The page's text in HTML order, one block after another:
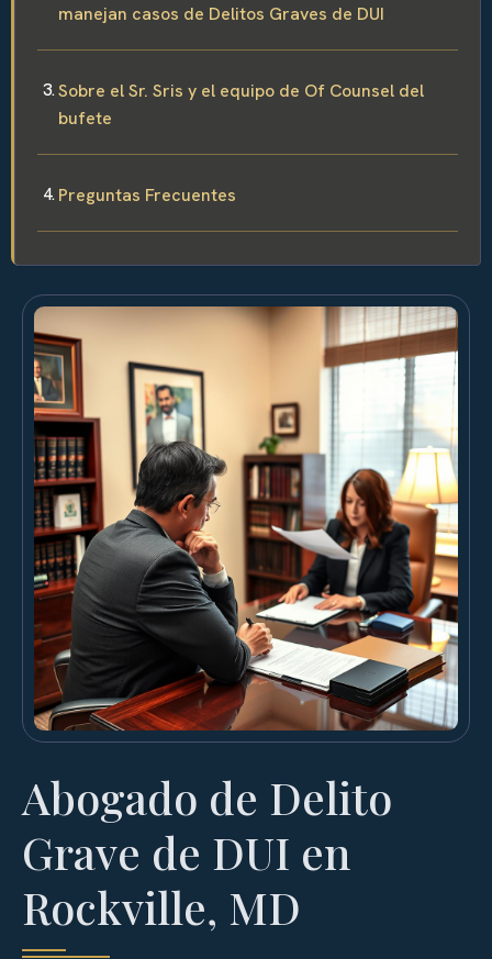
manejan casos de Delitos Graves de DUI
Sobre el Sr. Sris y el equipo de Of Counsel del
bufete
Preguntas Frecuentes
Abogado de Delito
Grave de DUI en
Rockville, MD